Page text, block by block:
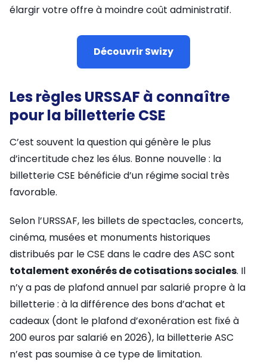
élargir votre offre à moindre coût administratif.
Découvrir Swizy
Les règles URSSAF à connaître
pour la billetterie CSE
C’est souvent la question qui génère le plus
d’incertitude chez les élus. Bonne nouvelle : la
billetterie CSE bénéficie d’un régime social très
favorable.
Selon l’URSSAF, les billets de spectacles, concerts,
cinéma, musées et monuments historiques
distribués par le CSE dans le cadre des ASC sont
totalement exonérés de cotisations sociales. Il
n’y a pas de plafond annuel par salarié propre à la
billetterie : à la différence des bons d’achat et
cadeaux (dont le plafond d’exonération est fixé à
200 euros par salarié en 2026), la billetterie ASC
n’est pas soumise à ce type de limitation.